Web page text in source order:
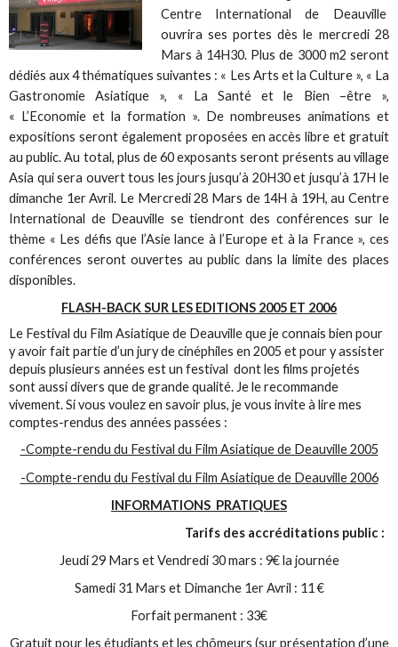
Centre International de Deauville
ouvrira ses portes dès le mercredi 28
Mars à 14H30. Plus de 3000 m2 seront
dédiés aux 4 thématiques suivantes : « Les Arts et la Culture », « La
Gastronomie Asiatique », « La Santé et le Bien –être »,
« L’Economie et la formation ». De nombreuses animations et
expositions seront également proposées en accès libre et gratuit
au public. Au total, plus de 60 exposants seront présents au village
Asia qui sera ouvert tous les jours jusqu’à 20H30 et jusqu’à 17H le
dimanche 1er Avril. Le Mercredi 28 Mars de 14H à 19H, au Centre
International de Deauville se tiendront des conférences sur le
thème « Les défis que l’Asie lance à l’Europe et à la France », ces
conférences seront ouvertes au public dans la limite des places
disponibles.
FLASH-BACK SUR LES EDITIONS 2005 ET 2006
Le Festival du Film Asiatique de Deauville que je connais bien pour
y avoir fait partie d’un jury de cinéphiles en 2005 et pour y assister
depuis plusieurs années est un festival dont les films projetés
sont aussi divers que de grande qualité. Je le recommande
vivement. Si vous voulez en savoir plus, je vous invite à lire mes
comptes-rendus des années passées :
-Compte-rendu du Festival du Film Asiatique de Deauville 2005
-Compte-rendu du Festival du Film Asiatique de Deauville 2006
INFORMATIONS PRATIQUES
Tarifs des accréditations public :
Jeudi 29 Mars et Vendredi 30 mars : 9€ la journée
Samedi 31 Mars et Dimanche 1er Avril : 11 €
Forfait permanent : 33€
Gratuit pour les étudiants et les chômeurs (sur présentation d’une